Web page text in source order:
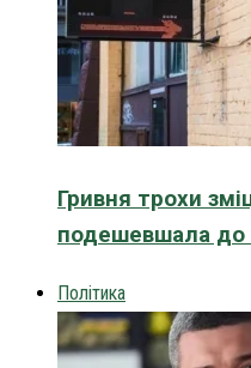
Гривня трохи
подешевшала до
Політика